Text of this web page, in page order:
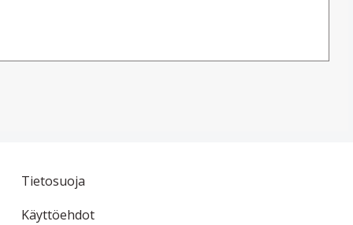
Tietosuoja
Käyttöehdot